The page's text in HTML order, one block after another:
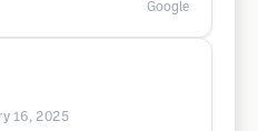
Google
16, 2025